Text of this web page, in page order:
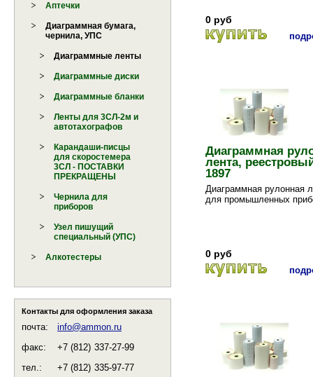
Аптечки
Диаграммная бумага,
чернила, УПС
Диаграммные ленты
Диаграммные диски
Диаграммные бланки
Ленты для 3СЛ-2м и
автотахографов
Карандаши-писцы
для скоростемера
3СЛ - ПОСТАВКИ
ПРЕКРАЩЕНЫ
Чернила для
приборов
Узел пишущий
специальный (УПС)
Алкотестеры
Контакты для оформления заказа
почта:
info@ammon.ru
факс:
+7 (812) 337-27-99
тел.:
+7 (812) 335-97-77
0 руб
Диаграммная
лента,
1897
Диаграммная рулонная
для промышленных
0 руб